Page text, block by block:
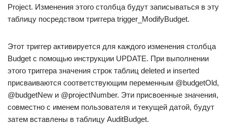
Project. Изменения этого столбца будут записываться в эту
таблицу посредством триггера trigger_ModifyBudget.
Этот триггер активируется для каждого изменения столбца
Budget с помощью инструкции UPDATE. При выполнении
этого триггера значения строк таблиц deleted и inserted
присваиваются соответствующим переменным @budgetOld,
@budgetNew и @projectNumber. Эти присвоенные значения,
совместно с именем пользователя и текущей датой, будут
затем вставлены в таблицу AuditBudget.